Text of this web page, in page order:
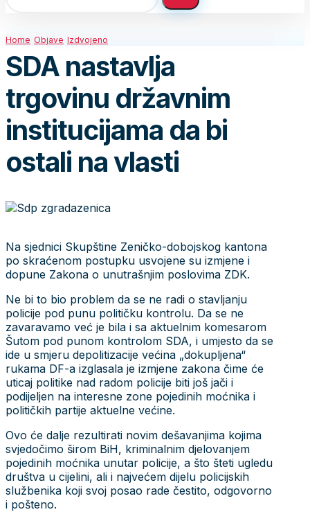
Home Objave Izdvojeno
SDA nastavlja
trgovinu državnim
institucijama da bi
ostali na vlasti
Na sjednici Skupštine Zeničko-dobojskog kantona
po skraćenom postupku usvojene su izmjene i
dopune Zakona o unutrašnjim poslovima ZDK.
Ne bi to bio problem da se ne radi o stavljanju
policije pod punu političku kontrolu. Da se ne
zavaravamo već je bila i sa aktuelnim komesarom
Šutom pod punom kontrolom SDA, i umjesto da se
ide u smjeru depolitizacije većina „dokupljena“
rukama DF-a izglasala je izmjene zakona čime će
uticaj politike nad radom policije biti još jači i
podijeljen na interesne zone pojedinih moćnika i
političkih partije aktuelne većine.
Ovo će dalje rezultirati novim dešavanjima kojima
svjedočimo širom BiH, kriminalnim djelovanjem
pojedinih moćnika unutar policije, a što šteti ugledu
društva u cijelini, ali i najvećem dijelu policijskih
službenika koji svoj posao rade čestito, odgovorno
i pošteno.